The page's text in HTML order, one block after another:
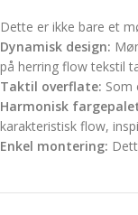
Dette er ikke bare et
Dynamisk design:
på herring flow tekstil
Taktil overflate: Som
Harmonisk
karakteristisk flow,
Enkel montering: